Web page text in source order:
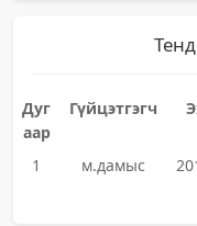
Дуг
аар
Гүйцэтгэгч
1 м.дамыс